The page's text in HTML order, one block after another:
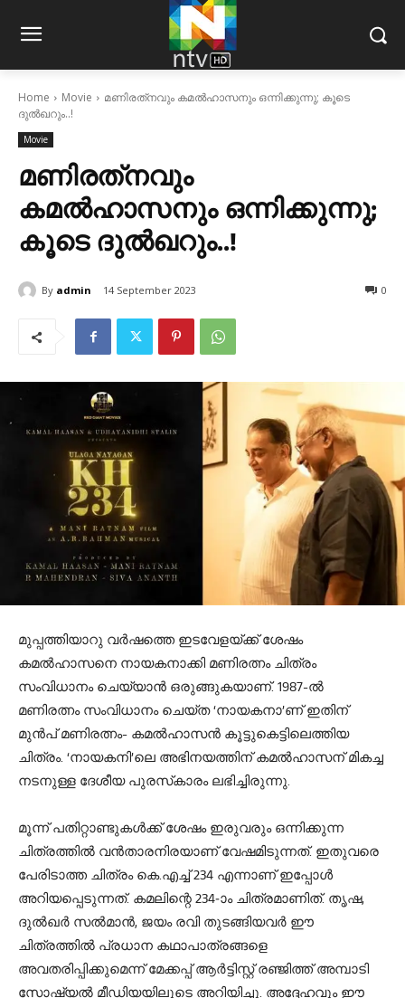
Home Movie
മണിരത്‌നവും കമല്‍ഹാസനും ഒന്നിക്കുന്നു; കൂടെ
ദുല്‍ഖറും..!
Movie
മണിരത്‌നവും
കമല്‍ഹാസനും ഒന്നിക്കുന്നു;
കൂടെ ദുല്‍ഖറും..!
By admin 14 September 2023 0
മുപ്പത്തിയാറു വര്‍ഷത്തെ ഇടവേളയ്ക്ക് ശേഷം
കമല്‍ഹാസനെ നായകനാക്കി മണിരത്നം ചിത്രം
സംവിധാനം ചെയ്യാന്‍ ഒരുങ്ങുകയാണ്. 1987-ല്‍
മണിരത്നം സംവിധാനം ചെയ്ത ‘നായകനാ’ണ് ഇതിന്
മുന്‍പ് മണിരത്നം- കമല്‍ഹാസന്‍ കൂട്ടുകെട്ടിലെത്തിയ
ചിത്രം. ‘നായകനി’ലെ അഭിനയത്തിന് കമല്‍ഹാസന് മികച്ച
നടനുള്ള ദേശീയ പുരസ്‌കാരം ലഭിച്ചിരുന്നു.
മൂന്ന് പതിറ്റാണ്ടുകള്‍ക്ക് ശേഷം ഇരുവരും ഒന്നിക്കുന്ന
ചിത്രത്തില്‍ വന്‍താരനിരയാണ് വേഷമിടുന്നത്. ഇതുവരെ
പേരിടാത്ത ചിത്രം കെ.എച്ച് 234 എന്നാണ് ഇപ്പോള്‍
അറിയപ്പെടുന്നത്. കമലിന്റെ 234-ാം ചിത്രമാണിത്. തൃഷ,
ദുല്‍ഖര്‍ സല്‍മാന്‍, ജയം രവി തുടങ്ങിയവര്‍ ഈ
ചിത്രത്തില്‍ പ്രധാന കഥാപാത്രങ്ങളെ
അവതരിപ്പിക്കുമെന്ന് മേക്കപ്പ് ആര്‍ട്ടിസ്റ്റ് രഞ്ജിത്ത് അമ്പാടി
സോഷ്യല്‍ മീഡിയയിലൂടെ അറിയിച്ചു. അദ്ദേഹവും ഈ